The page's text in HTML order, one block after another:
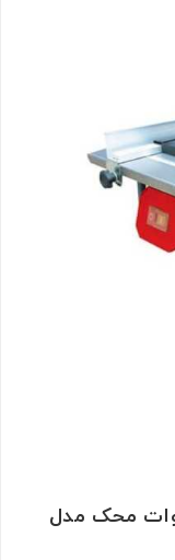
کاشی بر 200 میلیمتر 900 وات محک مدل